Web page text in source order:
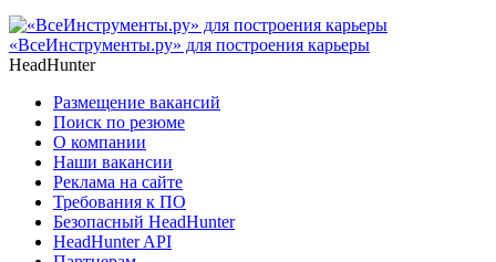
«ВсеИнструменты.ру» для построения карьеры
HeadHunter
Размещение вакансий
Поиск по резюме
О компании
Наши вакансии
Реклама на сайте
Требования к ПО
Безопасный HeadHunter
HeadHunter API